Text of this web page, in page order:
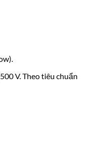
V.Theo tiêu chuẩn